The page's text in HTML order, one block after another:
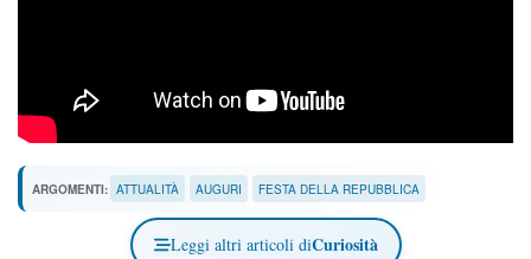
ARGOMENTI: ATTUALITÀ AUGURI FESTA DELLA REPUBBLICA
Leggi altri articoli diCuriosità